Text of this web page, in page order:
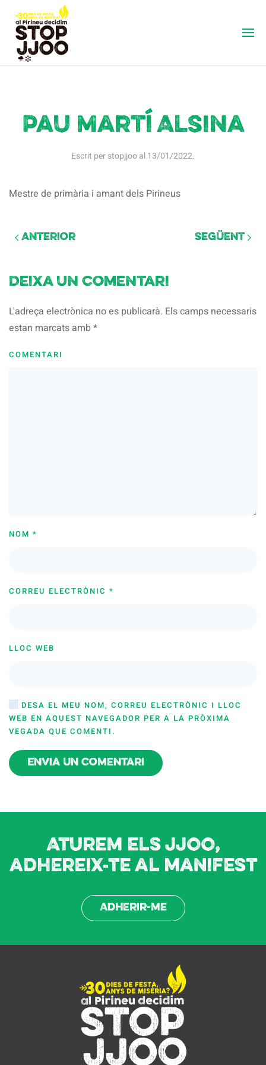
Pau Martí Alsina
Escrit perstopjjooal13/01/2022.
Mestre de primària i amant dels Pirineus
Anterior Següent
Deixa un comentari
L'adreça electrònica no es publicarà. Els camps necessaris
estan marcats amb*
COMENTARI
NOM *
CORREU ELECTRÒNIC *
LLOC WEB
DESA EL MEU NOM, CORREU ELECTRÒNIC I LLOC
WEB EN AQUEST NAVEGADOR PER A LA PRÒXIMA
VEGADA QUE COMENTI.
Envia un comentari
Aturem els JJOO,
adhereix-te al manifest
Adherir-me